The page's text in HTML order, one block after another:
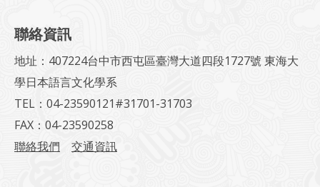
聯絡資訊
地址：407224台中市西屯區臺灣大道四段1727號 東海大
學日本語言文化學系
TEL：04-23590121#31701-31703
FAX：04-23590258
聯絡我們
交通資訊